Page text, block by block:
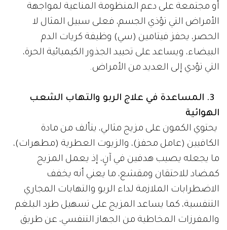
أو مجتمعة على دعم المنظومة المناعية لمواجهة
الأمراض التي تؤذي الجسم، فعلى سبيل المثال لا
الحصر، يحفز فيتامين (سي) وظيفة كريات الدم
البيضاء، ويساعد على تحييد الجذور الكيميائية الحرة،
التي تؤدي إلى العديد من الأمراض.
​ 3. المساعدة في علاج الربو والتهاب الشعب
الهوائية
يحتوي الكمون على مزيج مثالي، يتألف من مادة
الكافيين (عامل محفز)، والزيوت العطرية (مطهرات)،
ما يجعله يصيب هدفين في آنٍ، إذ يعمل المزيج
كمضاد للاحتقان ومقشع، ما يعني أنه يخفف
الاضطرابات الملازمة لداء الربو والتهابات المجاري
التنفسية، كما يساعد المزيج على تسهيل طرد البلغم
والمفرزات المخاطية من الجهاز التنفسي، عن طريق